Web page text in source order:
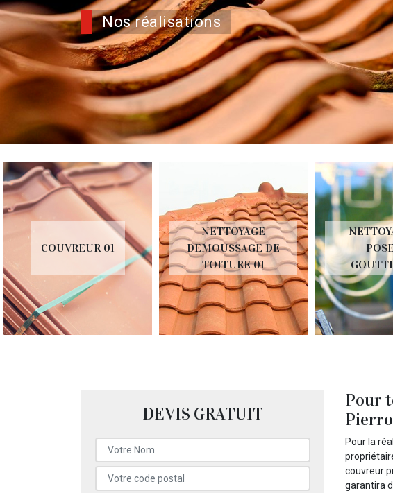
Nos réalisations
COUVREUR 01
NETTOYAGE
DEMOUSSAGE DE
TOITURE 01
POSE DE
DEVIS GRATUIT
Pour
Pour la
couvreur
garantira